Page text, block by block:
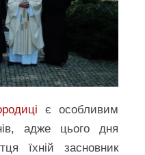
є особливим
адже цього дня
їхній засновник